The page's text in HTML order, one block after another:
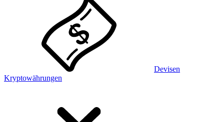
Devisen
Kryptowährungen